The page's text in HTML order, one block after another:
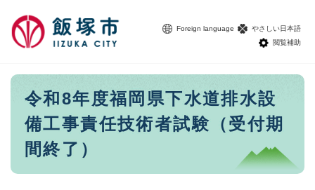
Foreign language
やさしい日本語
閲覧補助
本
令和8年度福岡県下水道排水設
備工事責任技術者試験（受付期
間終了）